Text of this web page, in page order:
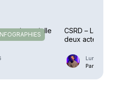
trimestrielle
CSRD – La
deux actes
Lundi 6
Par